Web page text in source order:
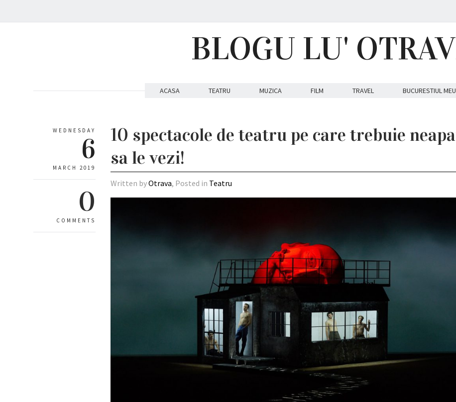
BLOGU LU'
ACASA TEATRU MUZICA FILM TRAVEL BUCURESTIUL MEU
WEDNESDAY
6
MARCH 2019
0
COMMENTS
10 spectacole de teatru pe care trebuie
sa le vezi!
Written byOtrava, Posted in Teatru